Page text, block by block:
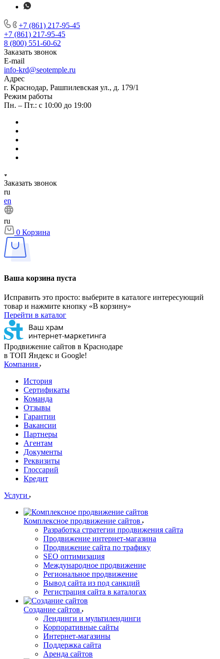
+7 (861) 217-95-45
+7 (861) 217-95-45
8 (800) 551-60-62
Заказать звонок
E-mail
info-krd@seotemple.ru
Адрес
г. Краснодар, Рашпилевская ул., д. 179/1
Режим работы
Пн. – Пт.: с 10:00 до 19:00
Заказать звонок
ru
en
ru
0 Корзина
Ваша корзина пуста
Исправить это просто: выберите в каталоге интересующий
товар и нажмите кнопку «В корзину»
Перейти в каталог
Продвижение сайтов в Краснодаре
в ТОП Яндекс и Google!
Компания
История
Сертификаты
Команда
Отзывы
Гарантии
Вакансии
Партнеры
Агентам
Документы
Реквизиты
Глоссарий
Кредит
Услуги
Комплексное продвижение сайтов
Разработка стратегии продвижения сайта
Продвижение интернет-магазина
Продвижение сайта по трафику
SEO оптимизация
Международное продвижение
Региональное продвижение
Вывод сайта из под санкций
Регистрация сайта в каталогах
Создание сайтов
Лендинги и мультилендинги
Корпоративные сайты
Интернет-магазины
Поддержка сайта
Аренда сайтов